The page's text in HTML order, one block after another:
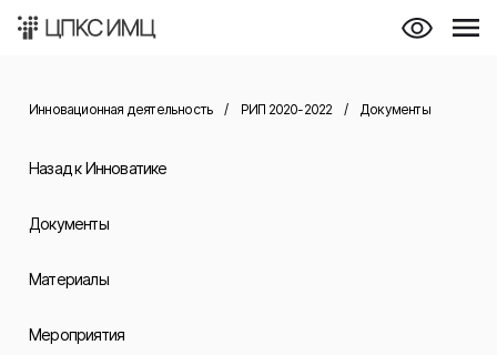
Инновационная деятельность / РИП 2020-2022 / Документы
Назад к Инноватике
Документы
Материалы
Мероприятия